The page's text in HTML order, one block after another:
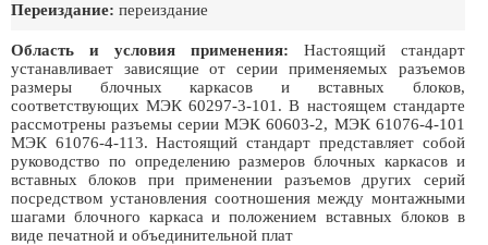
Переиздание: переиздание
Область и условия применения: Настоящий стандарт
устанавливает зависящие от серии применяемых разъемов
размеры блочных каркасов и вставных блоков,
соответствующих МЭК 60297-3-101. В настоящем стандарте
рассмотрены разъемы серии МЭК 60603-2, МЭК 61076-4-101
МЭК 61076-4-113. Настоящий стандарт представляет собой
руководство по определению размеров блочных каркасов и
вставных блоков при применении разъемов других серий
посредством установления соотношения между монтажными
шагами блочного каркаса и положением вставных блоков в
виде печатной и объединительной плат